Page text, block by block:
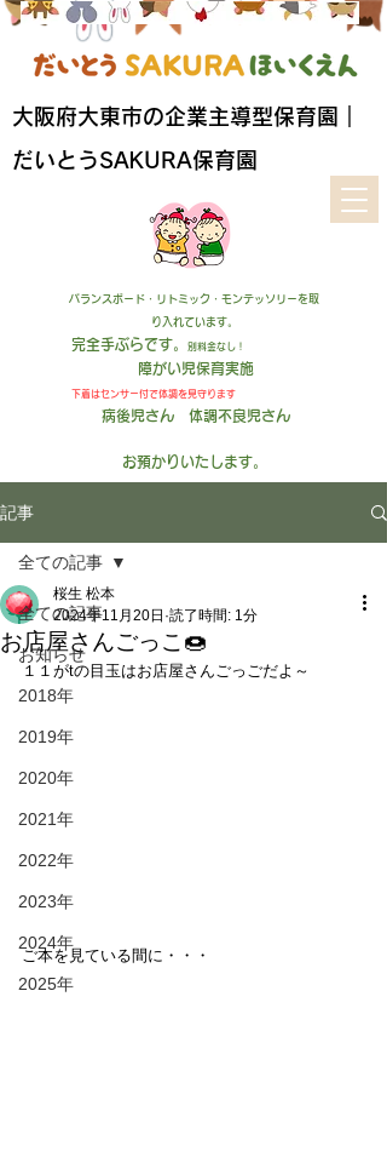
​大阪府大東市の企業主導型保育園｜
だいとうSAKURA保育園
バランスボード・リトミック・モンテッソリーを取
り入れています。
完全手ぶらです。 別料金なし！
障がい児保育実施
下着はセンサー付で体調を見守ります
病後児さん 体調不良児さん
お預かりいたします。
記事
全ての記事
お知らせ
2018年
2019年
2020年
2021年
2022年
2023年
2024年
2025年
全ての記事
お店屋さんごっこ🍩
桜生 松本
2024年11月20日 読了時間: 1分
１１がtの目玉はお店屋さんごっごだよ～
ご本を見ている間に・・・